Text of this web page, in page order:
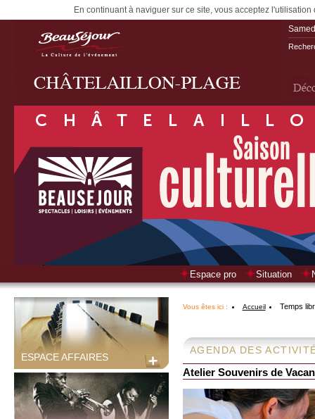
En continuant à naviguer sur ce site, vous acceptez
Espace pro Situation
ESPACE AFFAIRES
Vous êtes ici : Accueil Temps
AGENDA DES
Atelier Souvenirs de